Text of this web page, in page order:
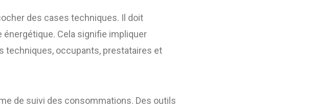
des cases techniques. Il doit
Cela signifie impliquer
techniques, occupants, prestataires et
de suivi des consommations. Des outils